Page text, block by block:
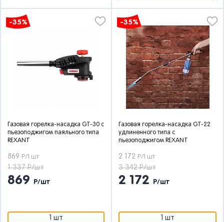
-35%
Газовая горелка-насадка GT-30 с
пьезоподжигом паяльного типа
REXANT
869 Р/1 шт
1 337 Р/шт
869 Р/шт
1 шт
-35%
Газовая горелка-насадка GT-22
удлиненного типа с
пьезоподжигом REXANT
2 172 Р/1 шт
3 342 Р/шт
2 172 Р/шт
1 шт